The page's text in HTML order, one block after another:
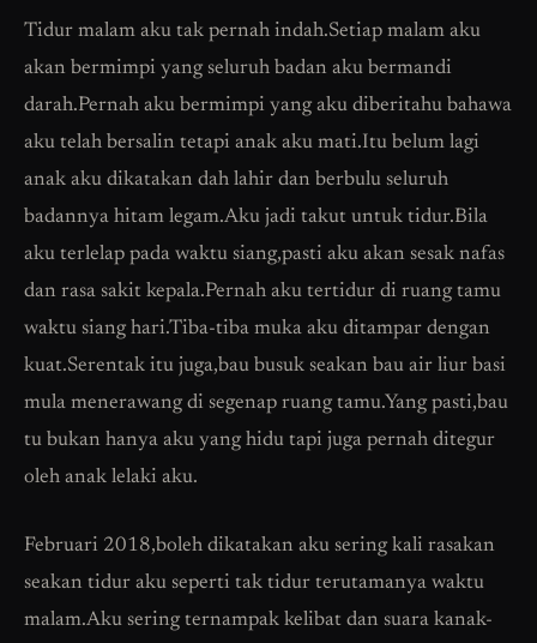
Tidur malam aku tak pernah indah.Setiap malam aku
akan bermimpi yang seluruh badan aku bermandi
darah.Pernah aku bermimpi yang aku diberitahu bahawa
aku telah bersalin tetapi anak aku mati.Itu belum lagi
anak aku dikatakan dah lahir dan berbulu seluruh
badannya hitam legam.Aku jadi takut untuk tidur.Bila
aku terlelap pada waktu siang,pasti aku akan sesak nafas
dan rasa sakit kepala.Pernah aku tertidur di ruang tamu
waktu siang hari.Tiba-tiba muka aku ditampar dengan
kuat.Serentak itu juga,bau busuk seakan bau air liur basi
mula menerawang di segenap ruang tamu.Yang pasti,bau
tu bukan hanya aku yang hidu tapi juga pernah ditegur
oleh anak lelaki aku.
Februari 2018,boleh dikatakan aku sering kali rasakan
seakan tidur aku seperti tak tidur terutamanya waktu
malam.Aku sering ternampak kelibat dan suara kanak-